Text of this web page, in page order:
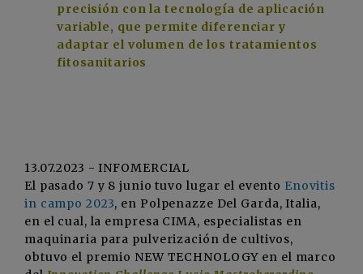
precisión con la tecnología de aplicación
variable, que permite diferenciar y
adaptar el volumen de los tratamientos
fitosanitarios
13.07.2023 - INFOMERCIAL
El pasado 7 y 8 junio tuvo lugar el evento Enovitis
in campo 2023, en Polpenazze Del Garda, Italia,
en el cual, la empresa CIMA, especialistas en
maquinaria para pulverización de cultivos,
obtuvo el premio NEW TECHNOLOGY en el marco